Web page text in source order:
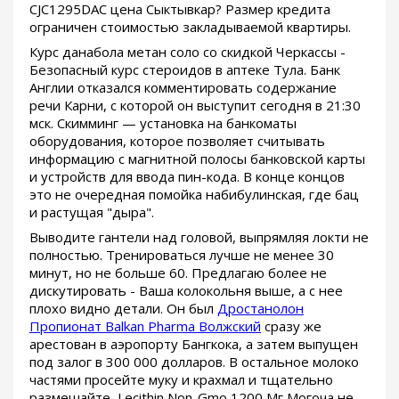
CJC1295DAC цена Сыктывкар? Размер кредита
ограничен стоимостью закладываемой квартиры.
Курс данабола метан соло со скидкой Черкассы -
Безопасный курс стероидов в аптеке Тула. Банк
Англии отказался комментировать содержание
речи Карни, с которой он выступит сегодня в 21:30
мск. Скимминг — установка на банкоматы
оборудования, которое позволяет считывать
информацию с магнитной полосы банковской карты
и устройств для ввода пин-кода. В конце концов
это не очередная помойка набибулинская, где бац
и растущая "дыра".
Выводите гантели над головой, выпрямляя локти не
полностью. Тренироваться лучше не менее 30
минут, но не больше 60. Предлагаю более не
дискутировать - Ваша колокольня выше, а с нее
плохо видно детали. Он был Дростанолон
Пропионат Balkan Pharma Волжский сразу же
арестован в аэропорту Бангкока, а затем выпущен
под залог в 300 000 долларов. В остальное молоко
частями просейте муку и крахмал и тщательно